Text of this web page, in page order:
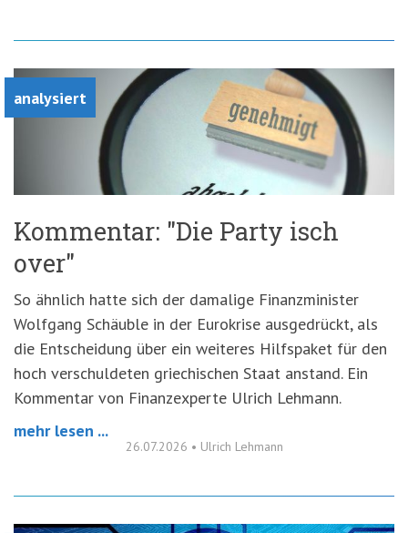
analysiert
Kommentar: "Die Party isch
over"
So ähnlich hatte sich der damalige Finanzminister
Wolfgang Schäuble in der Eurokrise ausgedrückt, als
die Entscheidung über ein weiteres Hilfspaket für den
hoch verschuldeten griechischen Staat anstand. Ein
Kommentar von Finanzexperte Ulrich Lehmann.
mehr lesen ...
26.07.2026 • Ulrich Lehmann